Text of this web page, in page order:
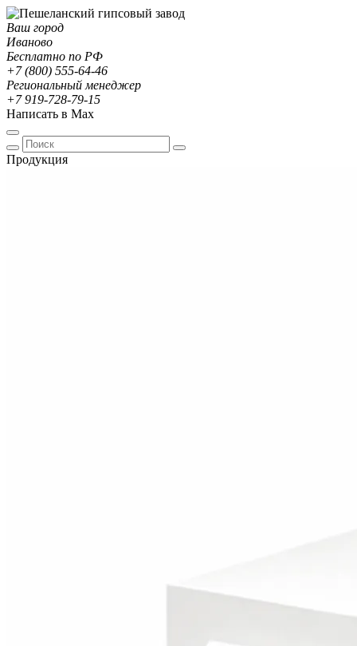
Ваш город
Иваново
Бесплатно по РФ
+7 (800) 555-64-46
Региональный менеджер
+7 919-728-79-15
Написать в Max
Продукция